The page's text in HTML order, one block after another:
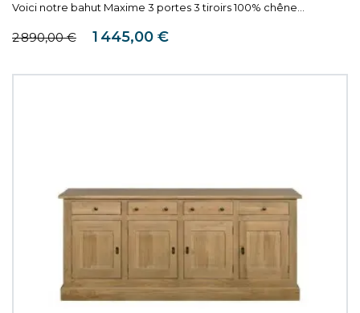
Voici notre bahut Maxime 3 portes 3 tiroirs 100% chêne...
Prix de base
2 890,00 € Prix
1 445,00 €